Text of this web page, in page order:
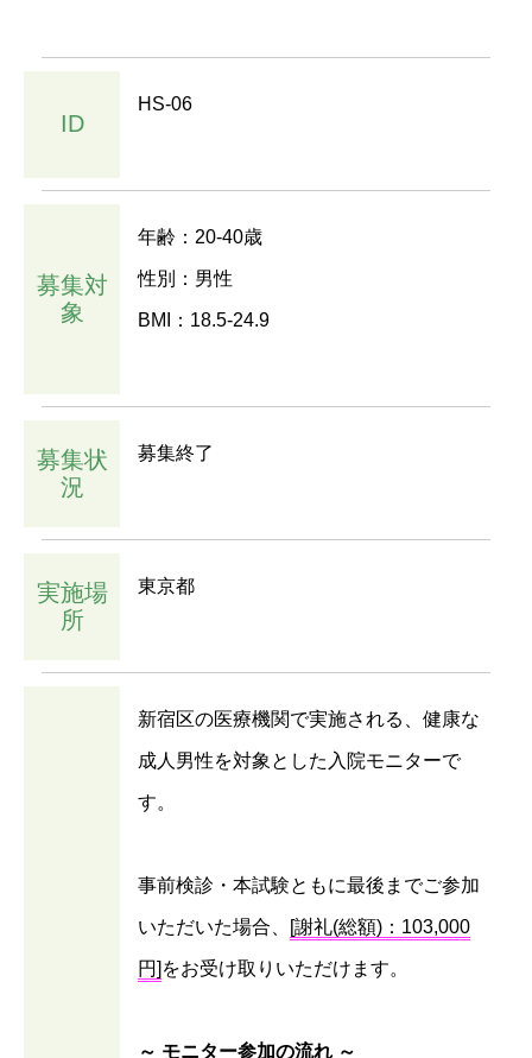
ID
HS-06
募集対
象
年齢：20-40歳
性別：男性
BMI：18.5-24.9
募集状
況
募集終了
実施場
所
東京都
新宿区の医療機関で実施される、健康な
成人男性を対象とした入院モニターで
す。
事前検診・本試験ともに最後までご参加
いただいた場合、 [謝礼(総額)：103,000
円] をお受け取りいただけます。
～ モニター参加の流れ ～